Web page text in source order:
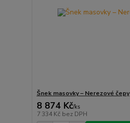
Šnek masovky – Nerezové čepy
8 874 Kč/ks
7 334 Kč bez DPH